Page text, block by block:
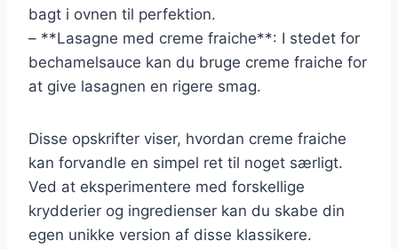
bagt i ovnen til perfektion.
– **Lasagne med creme fraiche**: I stedet for
bechamelsauce kan du bruge creme fraiche for
at give lasagnen en rigere smag.
Disse opskrifter viser, hvordan creme fraiche
kan forvandle en simpel ret til noget særligt.
Ved at eksperimentere med forskellige
krydderier og ingredienser kan du skabe din
egen unikke version af disse klassikere.